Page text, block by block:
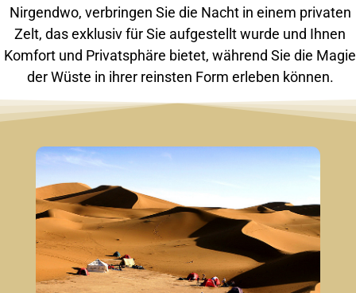
Nirgendwo, verbringen Sie die Nacht in einem privaten
Zelt, das exklusiv für Sie aufgestellt wurde und Ihnen
Komfort und Privatsphäre bietet, während Sie die Magie
der Wüste in ihrer reinsten Form erleben können.